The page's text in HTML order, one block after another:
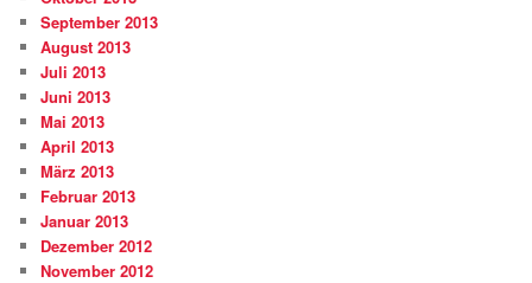
September 2013
August 2013
Juli 2013
Juni 2013
Mai 2013
April 2013
März 2013
Februar 2013
Januar 2013
Dezember 2012
November 2012